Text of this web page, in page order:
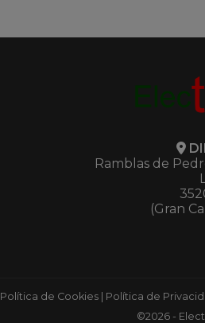
Ramblas de
(Gran
Política de Cookies| Política de
©2026 -